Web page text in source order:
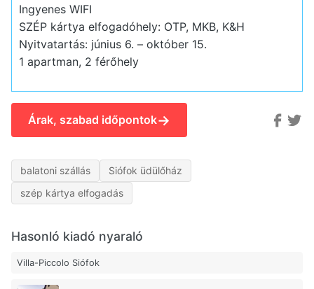
Ingyenes WIFI
SZÉP kártya elfogadóhely: OTP, MKB, K&H
Nyitvatartás: június 6. – október 15.
1 apartman, 2 férőhely
Árak, szabad időpontok→
balatoni szállás
Siófok üdülőház
szép kártya elfogadás
Hasonló kiadó nyaraló
Villa-Piccolo Siófok